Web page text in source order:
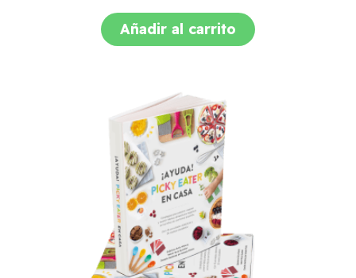
Añadir al carrito